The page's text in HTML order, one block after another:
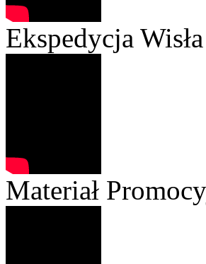
Ekspedycja Wisła
Materiał